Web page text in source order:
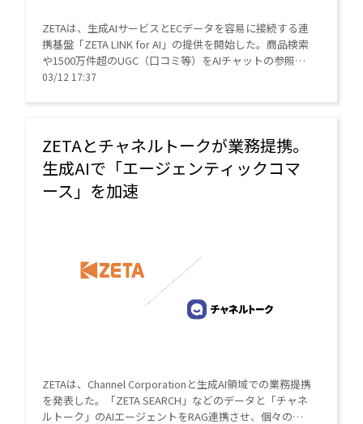
ZETAは、生成AIサービスとECデータを容易に接続する連
携基盤「ZETA LINK for AI」の提供を開始した。商品検索
や1500万件超のUGC（口コミ等）をAIチャットの参照ソ
ースとすることで、根拠のある接客とCVR向上を実現。
03/12 17:37
ZETAとチャネルトークが業務提携。
生成AIで「エージェンティックコマ
ース」を加速
ZETAは、Channel Corporationと生成AI領域での業務提携
を発表した。「ZETA SEARCH」などのデータと「チャネ
ルトーク」のAIエージェントをRAG連携させ、個々の顧